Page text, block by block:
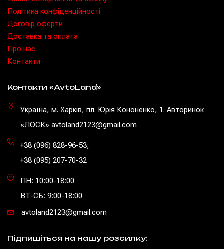
Політика конфіденційності
Договір оферти
Доставка та оплата
Про нас
Контакти
Контакти «AvtoLand»
Україна, м. Харків, пл. Юрія Кононенко, 1. Авторинок
«ЛОСК» avtoland2123@gmail.com
+38 (096) 828-96-53;
+38 (095) 207-70-32
ПН: 10:00-18:00
ВТ-СБ: 9:00-18:00
avtoland2123@gmail.com
Підпишіться на нашу розсилку: